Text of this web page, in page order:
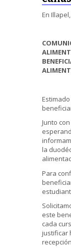
En
Junto
la
Para
este
cada
justificar